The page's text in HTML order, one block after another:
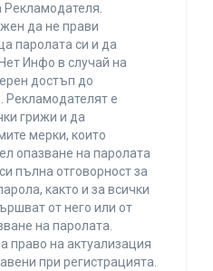
Рекламодателя.
да не прави
паролата си и да
Инфо в случай на
достъп до
Рекламодателят е
грижи и да
мерки, които
опазване на паролата
пълна отговорност за
както и за всички
от него или от
на паролата.
право на актуализация
при регистрацията.